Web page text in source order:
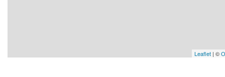
Leaflet | ©